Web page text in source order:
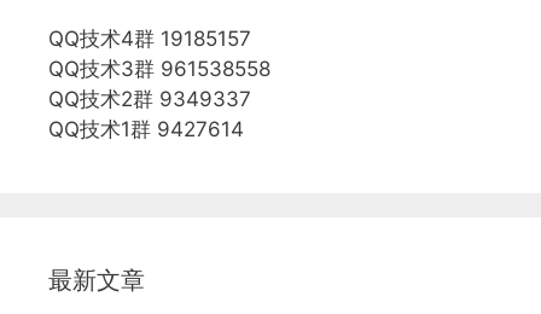
QQ技术4群 19185157
QQ技术3群 961538558
QQ技术2群 9349337
QQ技术1群 9427614
最新文章